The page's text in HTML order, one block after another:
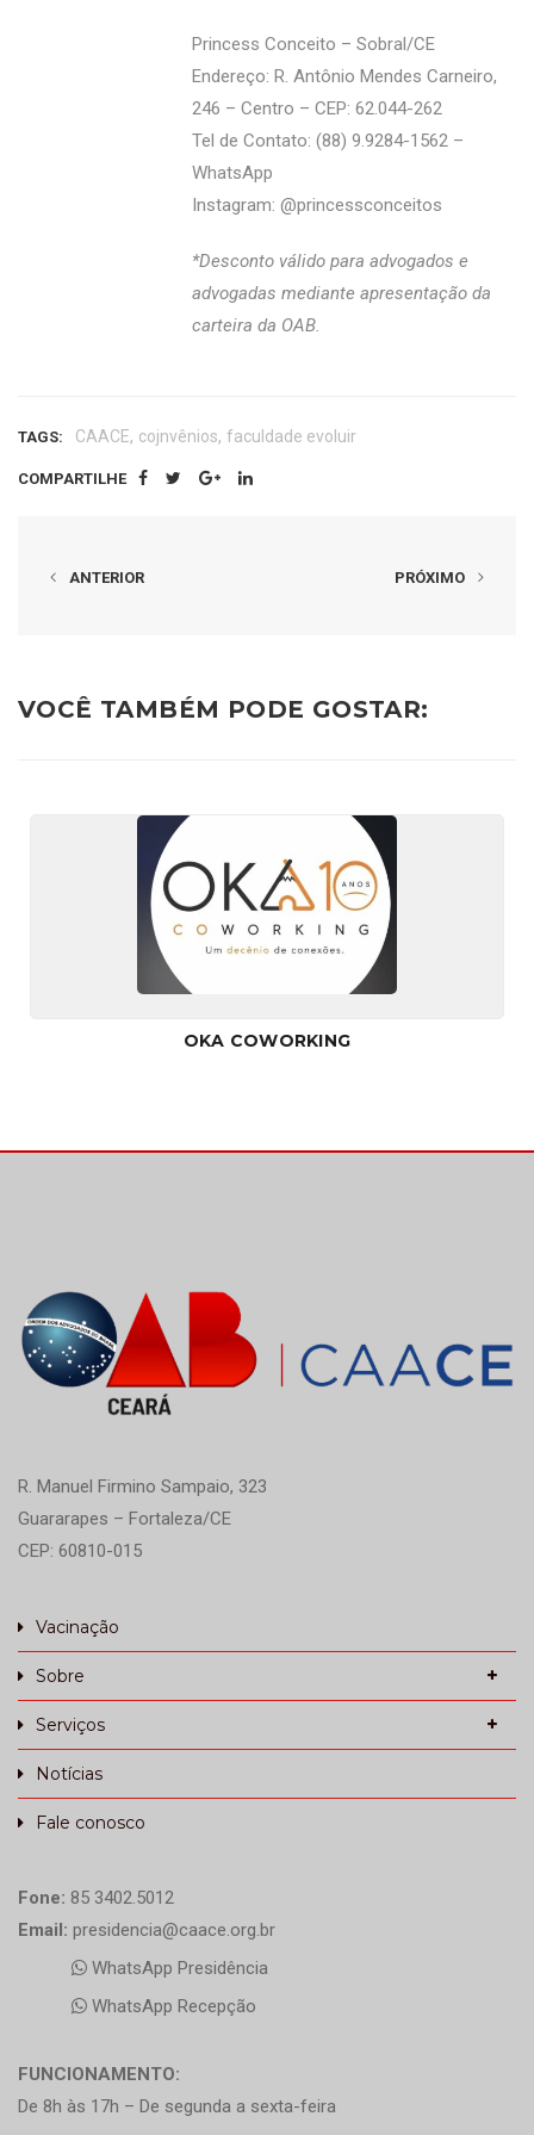
Princess Conceito – Sobral/CE
Endereço: R. Antônio Mendes Carneiro,
246 – Centro – CEP: 62.044-262
Tel de Contato: (88) 9.9284-1562 –
WhatsApp
Instagram: @‌princessconceitos
*Desconto válido para advogados e
advogadas mediante apresentação da
carteira da OAB.
TAGS: CAACE, cojnvênios, faculdade evoluir
COMPARTILHE
ANTERIOR PRÓXIMO
VOCÊ TAMBÉM PODE GOSTAR:
OKA COWORKING
R. Manuel Firmino Sampaio, 323
Guararapes – Fortaleza/CE
CEP: 60810-015
Vacinação
Sobre
Serviços
Notícias
Fale conosco
Fone: 85 3402.5012
Email: presidencia@caace.org.br
WhatsApp Presidência
WhatsApp Recepção
FUNCIONAMENTO:
De 8h às 17h – De segunda a sexta-feira